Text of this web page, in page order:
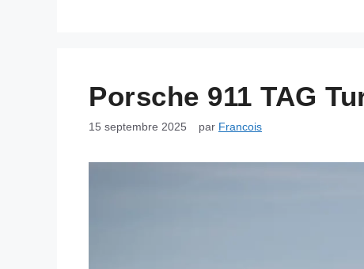
Porsche 911 TAG
15 septembre 2025 par Francois